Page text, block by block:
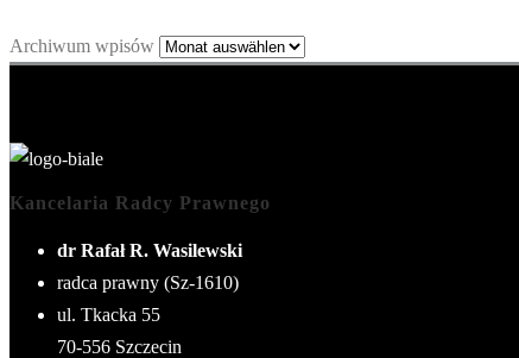
Archiwum wpisów
Kancelaria Radcy Prawnego
dr Rafał R. Wasilewski
radca prawny (Sz-1610)
ul. Tkacka 55
70-556 Szczecin